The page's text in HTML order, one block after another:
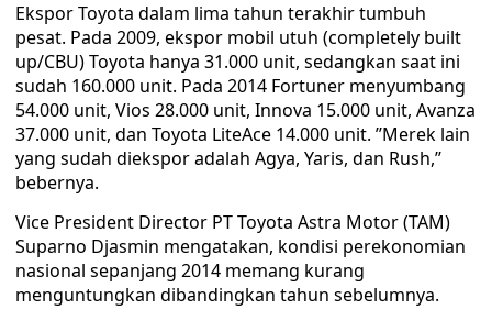
Ekspor Toyota dalam lima tahun terakhir tumbuh
pesat. Pada 2009, ekspor mobil utuh (completely built
up/CBU) Toyota hanya 31.000 unit, sedangkan saat ini
sudah 160.000 unit. Pada 2014 Fortuner menyumbang
54.000 unit, Vios 28.000 unit, Innova 15.000 unit, Avanza
37.000 unit, dan Toyota LiteAce 14.000 unit. ’’Merek lain
yang sudah diekspor adalah Agya, Yaris, dan Rush,’’
bebernya.
Vice President Director PT Toyota Astra Motor (TAM)
Suparno Djasmin mengatakan, kondisi perekonomian
nasional sepanjang 2014 memang kurang
menguntungkan dibandingkan tahun sebelumnya.